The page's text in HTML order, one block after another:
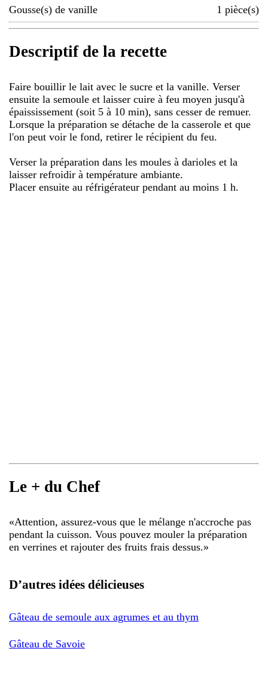
Gousse(s) de vanille 1 pièce(s)
Descriptif de la recette
Faire bouillir le lait avec le sucre et la vanille. Verser
ensuite la semoule et laisser cuire à feu moyen jusqu'à
épaississement (soit 5 à 10 min), sans cesser de remuer.
Lorsque la préparation se détache de la casserole et que
l'on peut voir le fond, retirer le récipient du feu.
Verser la préparation dans les moules à darioles et la
laisser refroidir à température ambiante.
Placer ensuite au réfrigérateur pendant au moins 1 h.
Le + du Chef
«Attention, assurez-vous que le mélange n'accroche pas
pendant la cuisson. Vous pouvez mouler la préparation
en verrines et rajouter des fruits frais dessus.»
D’autres idées délicieuses
Gâteau de semoule aux agrumes et au thym
Gâteau de Savoie